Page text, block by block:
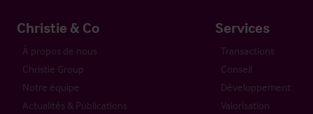
Christie & Co
À propos de nous
Christie Group
Notre équipe
Actualités & Publications
Services
Transactions
Conseil
Développement
Valorisation